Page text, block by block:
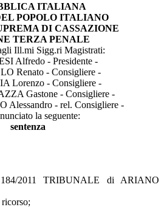
ITALIANA
POPOLO ITALIANO
DI CASSAZIONE
TERZA PENALE
Ill.mi Sigg.ri Magistrati:
Alfredo - Presidente -
Renato - Consigliere -
Lorenzo - Consigliere -
Gastone - Consigliere -
Alessandro - rel. Consigliere -
la seguente:
sentenza
2011 TRIBUNALE di ARIANO